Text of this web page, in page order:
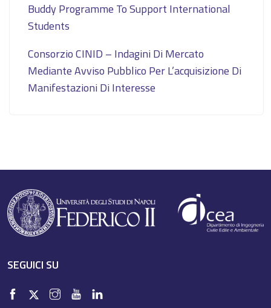
Buddy Programme To Support International
Students
Consorzio CINID – Indagini Di Mercato
Mediante Avviso Pubblico Per L’acquisizione Di
Manifestazioni Di Interesse
SEGUICI SU